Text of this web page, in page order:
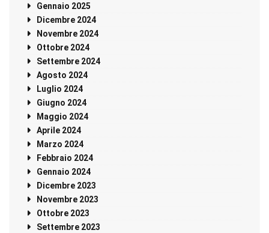
Gennaio 2025
Dicembre 2024
Novembre 2024
Ottobre 2024
Settembre 2024
Agosto 2024
Luglio 2024
Giugno 2024
Maggio 2024
Aprile 2024
Marzo 2024
Febbraio 2024
Gennaio 2024
Dicembre 2023
Novembre 2023
Ottobre 2023
Settembre 2023